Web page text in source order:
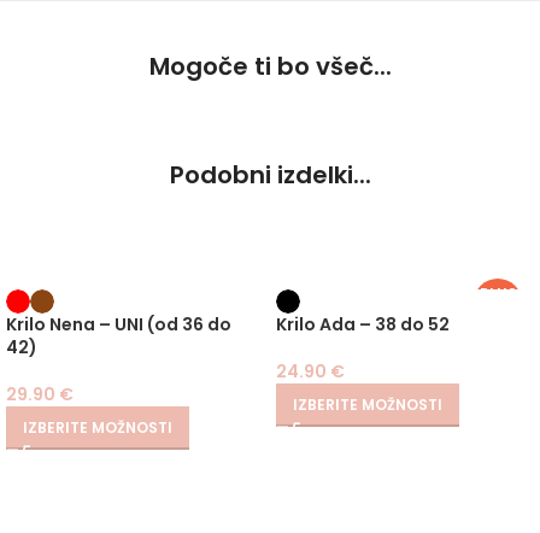
Mogoče ti bo všeč...
Podobni izdelki...
Krilo Nena – UNI (od 36 do
42)
29.90 €
IZBERITE MOŽNOSTI
PLUS
Krilo Ada – 38 do 52
24.90 €
IZBERITE MOŽNOSTI